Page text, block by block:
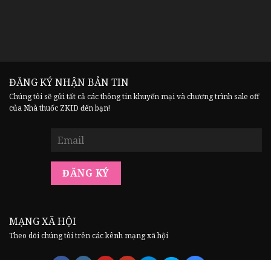
ĐĂNG KÝ NHẬN BẢN TIN
Chúng tôi sẽ gửi tất cả các thông tin khuyến mại và chương trình sale off
của Nhà thuốc ZKID đến bạn!
MẠNG XÃ HỘI
Theo dõi chúng tôi trên các kênh mạng xã hội